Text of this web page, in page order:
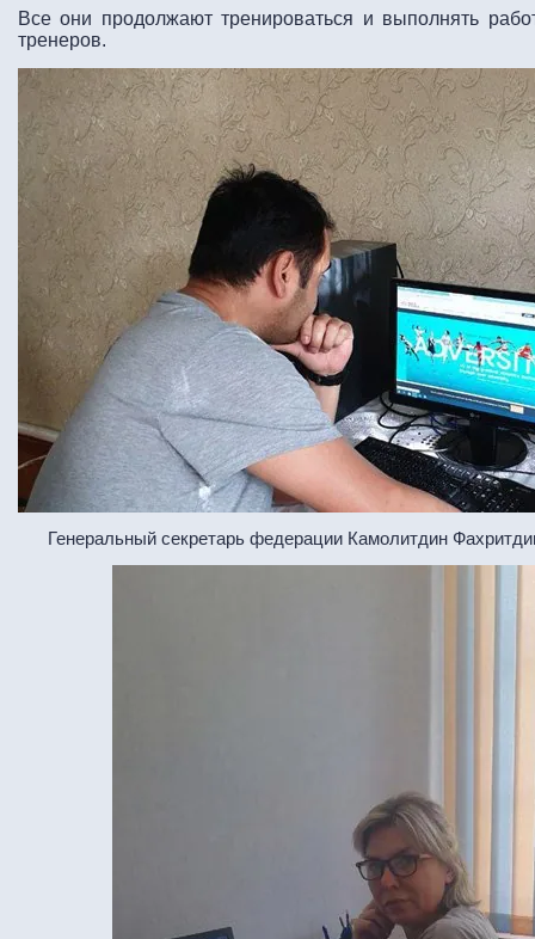
Все они продолжают тренироваться и выполнять
тренеров.
Генеральный секретарь федерации Камолитдин